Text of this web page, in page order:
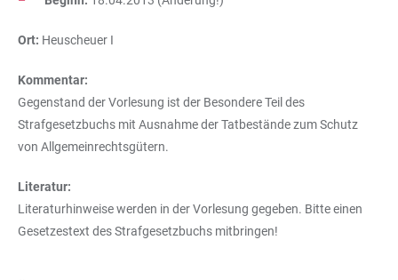
Ort: Heuscheuer I
Kommentar:
Gegenstand der Vorlesung ist der Besondere Teil des
Strafgesetzbuchs mit Ausnahme der Tatbestände zum Schutz
von Allgemeinrechtsgütern.
Literatur:
Literaturhinweise werden in der Vorlesung gegeben. Bitte einen
Gesetzestext des Strafgesetzbuchs mitbringen!